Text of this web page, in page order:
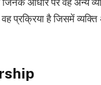
प्रक्रिया है जिसमें